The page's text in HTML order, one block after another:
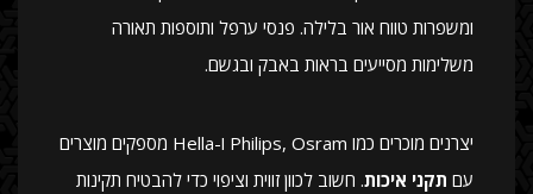
ומשפרות טווח אור בלילה. פנסי ערפל ותוספות תאורה
משלימות מסייעים בראות באבק ובגשם.
יצרנים מוכרים כמו Philips, Osram ו-Hella מספקים מוצרים
עם תקני איכות. חשוב לכוון זווית וציפוי כדי להבטיח תקינות